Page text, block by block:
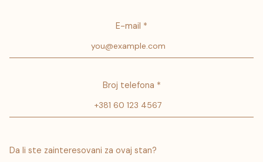
E-mail *
Broj telefona *
Da li ste zainteresovani za ovaj stan?